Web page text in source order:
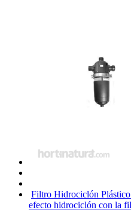
Filtro Hidrociclón
efecto hidrociclón con la